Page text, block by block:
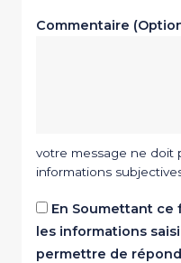
Commentaire
votre message ne doit
informations
En Soumettant
les informations
permettre de